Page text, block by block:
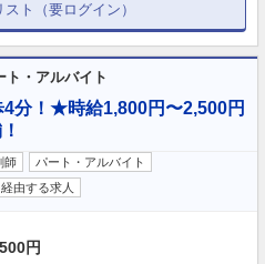
スト（要ログイン）
ト・アルバイト
4分！★時給1,800円〜2,500円
師
パート・アルバイト
由する求人
円